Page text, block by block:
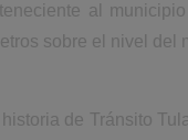
al
sobre el nivel del
de Tránsito